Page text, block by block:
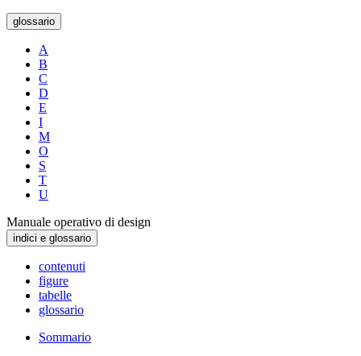
glossario
A
B
C
D
E
I
M
O
S
T
U
Manuale operativo di design
indici e glossario
contenuti
figure
tabelle
glossario
Sommario